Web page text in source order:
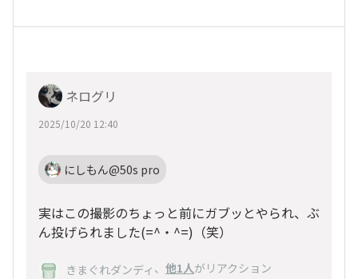
ネログリ
2025/10/20 12:40
にしもん@50s pro
実はこの撮影のちょっと前にガブッとやられ、ぶ
ん投げられました(=^・^=)（笑）
きまぐれダンディ 、 他1人がリアクション